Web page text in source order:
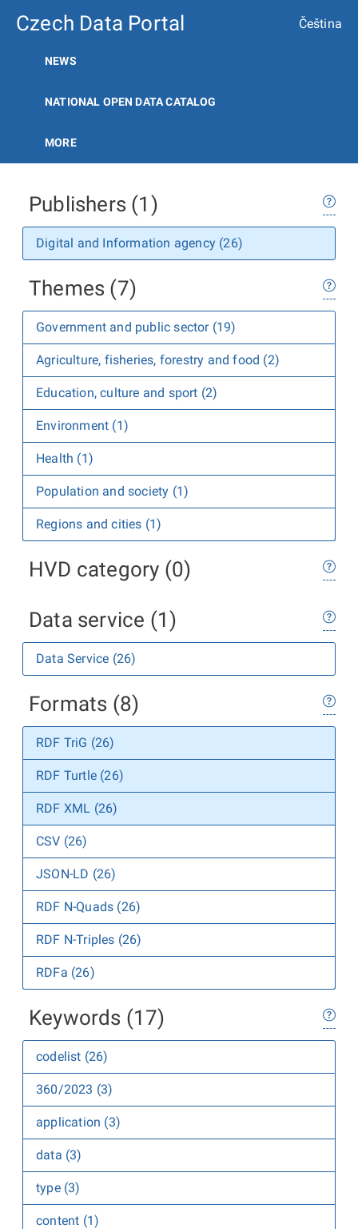
Czech Data Portal Čeština
NEWS
NATIONAL OPEN DATA CATALOG
MORE
Publishers (1)
Digital and Information agency (26)
Themes (7)
Government and public sector (19)
Agriculture, fisheries, forestry and food (2)
Education, culture and sport (2)
Environment (1)
Health (1)
Population and society (1)
Regions and cities (1)
HVD category (0)
Data service (1)
Data Service (26)
Formats (8)
RDF TriG (26)
RDF Turtle (26)
RDF XML (26)
CSV (26)
JSON-LD (26)
RDF N-Quads (26)
RDF N-Triples (26)
RDFa (26)
Keywords (17)
codelist (26)
360/2023 (3)
application (3)
data (3)
type (3)
content (1)